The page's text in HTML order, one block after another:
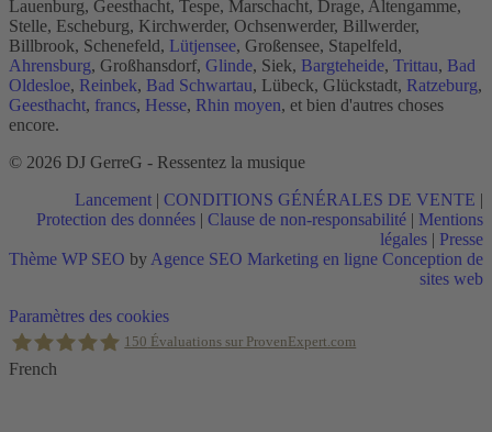
Lauenburg, Geesthacht, Tespe, Marschacht, Drage, Altengamme,
Stelle, Escheburg, Kirchwerder, Ochsenwerder, Billwerder,
Billbrook, Schenefeld, Lütjensee, Großensee, Stapelfeld,
Ahrensburg, Großhansdorf, Glinde, Siek, Bargteheide, Trittau, Bad
Oldesloe, Reinbek, Bad Schwartau, Lübeck, Glückstadt, Ratzeburg,
Geesthacht, francs, Hesse, Rhin moyen, et bien d'autres choses
encore.
© 2026 DJ GerreG - Ressentez la musique
Lancement | CONDITIONS GÉNÉRALES DE VENTE |
Protection des données | Clause de non-responsabilité | Mentions
légales | Presse
Thème WP SEO by Agence SEO Marketing en ligne Conception de
sites web
Retour
en
haut
Paramètres des cookies
150 Évaluations sur ProvenExpert.com
French